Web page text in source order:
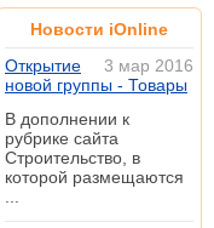
Новости iOnline
3 мар 2016
Открытие
новой группы - Товары
В дополнении к
рубрике сайта
Строительство, в
которой размещаются